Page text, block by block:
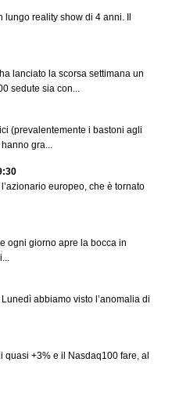
reality show di 4 anni. Il
lanciato la scorsa settimana un
sedute sia con...
(prevalentemente i bastoni agli
gra...
europeo, che è tornato
ogni giorno apre la bocca in
abbiamo visto l’anomalia di
+3% e il Nasdaq100 fare, al